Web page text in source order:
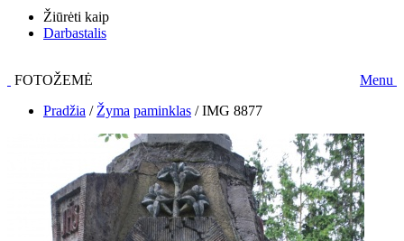
Žiūrėti kaip
Darbastalis
FOTOŽEMĖ
Menu
Pradžia / Žyma paminklas /IMG 8877